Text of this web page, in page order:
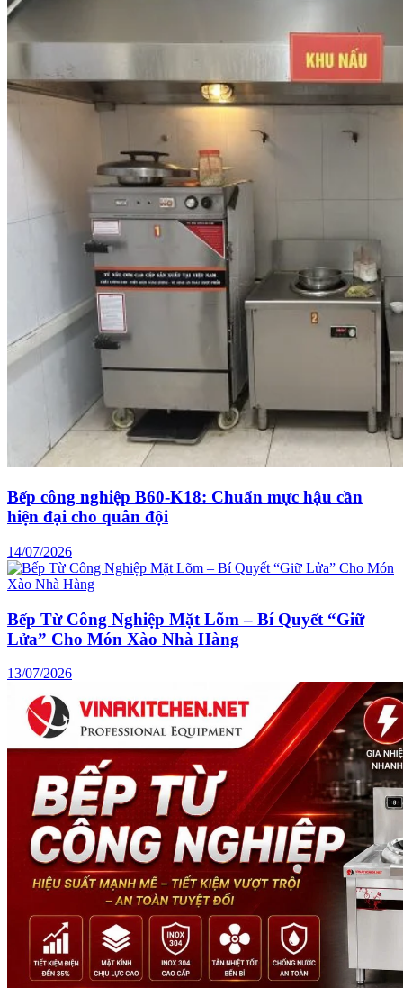
Bếp công nghiệp B60-K18: Chuẩn mực hậu cần
hiện đại cho quân đội
14/07/2026
Bếp Từ Công Nghiệp Mặt Lõm – Bí Quyết “Giữ
Lửa” Cho Món Xào Nhà Hàng
13/07/2026